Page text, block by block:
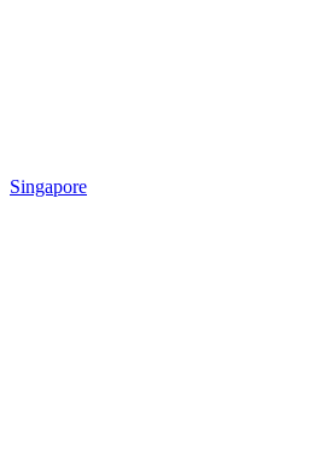
Singapore